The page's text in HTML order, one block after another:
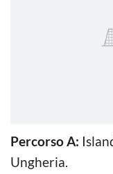
Percorso A:
Ungheria.